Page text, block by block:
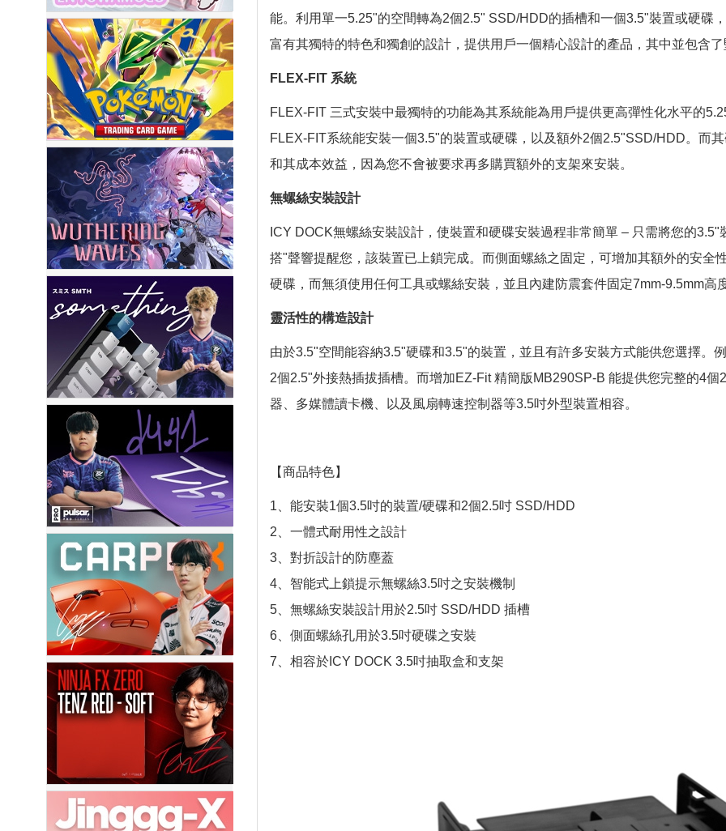
能。利用單一5.25"的空間轉為2個2.5" SSD/HDD的插槽和一個3.5"裝置或硬碟
富有其獨特的特色和獨創的設計，提供用戶一個精心設計的產品，其中並包含
FLEX-FIT 系統
FLEX-FIT 三式安裝中最獨特的功能為其系統能為用戶提供更高彈性化水平的
FLEX-FIT系統能安裝一個3.5"的裝置或硬碟，以及額外2個2.5"SSD/HDD。而
和其成本效益，因為您不會被要求再多購買額外的支架來安裝。
無螺絲安裝設計
ICY DOCK無螺絲安裝設計，使裝置和硬碟安裝過程非常簡單 – 只需將您的
搭"聲響提醒您，該裝置已上鎖完成。而側面螺絲之固定，可增加其額外的安
硬碟，而無須使用任何工具或螺絲安裝，並且內建防震套件固定7mm-9.5mm高
靈活性的構造設計
由於3.5"空間能容納3.5"硬碟和3.5"的裝置，並且有許多安裝方式能供您選擇。
2個2.5"外接熱插拔插槽。而增加EZ-Fit 精簡版MB290SP-B 能提供您完整的4
器、多媒體讀卡機、以及風扇轉速控制器等3.5吋外型裝置相容。
【商品特色】
1、能安裝1個3.5吋的裝置/硬碟和2個2.5吋 SSD/HDD
2、一體式耐用性之設計
3、對折設計的防塵蓋
4、智能式上鎖提示無螺絲3.5吋之安裝機制
5、無螺絲安裝設計用於2.5吋 SSD/HDD 插槽
6、側面螺絲孔用於3.5吋硬碟之安裝
7、相容於ICY DOCK 3.5吋抽取盒和支架